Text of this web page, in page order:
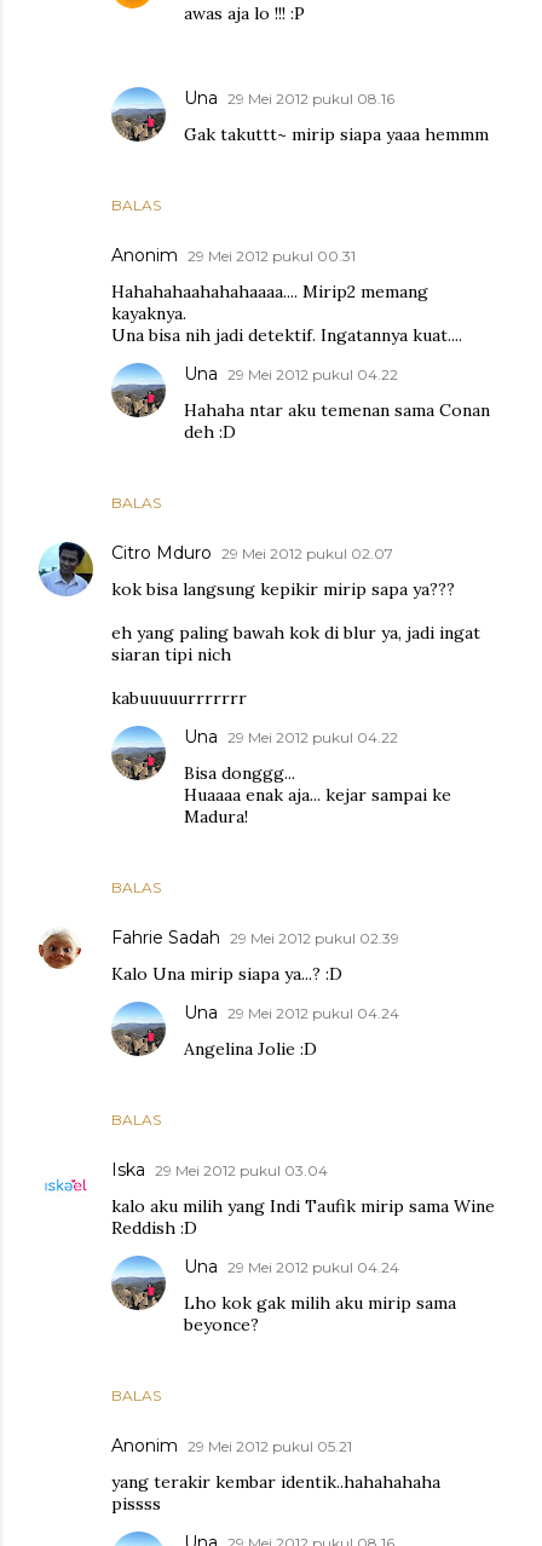
BALAS
awas aja lo !!! :P
Una 29 Mei 2012 pukul 08.16
Gak takuttt~ mirip siapa yaaa hemmm
Anonim 29 Mei 2012 pukul 00.31
Hahahahaahahahaaaa.... Mirip2 memang
kayaknya.
Una bisa nih jadi detektif. Ingatannya kuat....
BALAS
Una 29 Mei 2012 pukul 04.22
Hahaha ntar aku temenan sama Conan
deh :D
Citro Mduro 29 Mei 2012 pukul 02.07
kok bisa langsung kepikir mirip sapa ya???
eh yang paling bawah kok di blur ya, jadi ingat
siaran tipi nich
kabuuuuurrrrrrr
BALAS
Una 29 Mei 2012 pukul 04.22
Bisa donggg...
Huaaaa enak aja... kejar sampai ke
Madura!
Fahrie Sadah 29 Mei 2012 pukul 02.39
Kalo Una mirip siapa ya...? :D
BALAS
Una 29 Mei 2012 pukul 04.24
Angelina Jolie :D
Iska 29 Mei 2012 pukul 03.04
kalo aku milih yang Indi Taufik mirip sama Wine
Reddish :D
BALAS
Una 29 Mei 2012 pukul 04.24
Lho kok gak milih aku mirip sama
beyonce?
Anonim 29 Mei 2012 pukul 05.21
yang terakir kembar identik..hahahahaha
pissss